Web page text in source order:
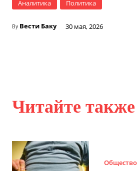
Аналитика Политика
By Вести Баку 30 мая, 2026
Читайте также
Общество